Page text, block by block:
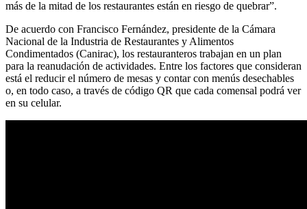
más de la mitad de los restaurantes están en riesgo de quebrar”.
De acuerdo con Francisco Fernández, presidente de la Cámara
Nacional de la Industria de Restaurantes y Alimentos
Condimentados (Canirac), los restauranteros trabajan en un plan
para la reanudación de actividades. Entre los factores que consideran
está el reducir el número de mesas y contar con menús desechables
o, en todo caso, a través de código QR que cada comensal podrá ver
en su celular.